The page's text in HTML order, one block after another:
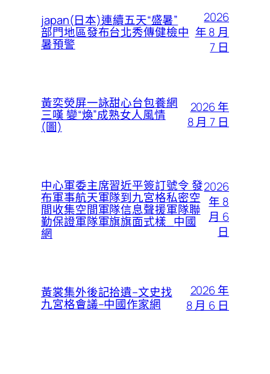
japan(日本)連續五天“盛暑”
部門地區發布台北秀傳健檢中
暑預警
2026
年 8 月
7 日
黃奕熒屏一詠甜心台包養網
三嘆 變“煥”成熟女人風情
(圖)
2026 年
8 月 7 日
中心軍委主席習近平簽訂號令 發
布軍事航天軍隊到九宮格私密空
間收集空間軍隊信息聲援軍隊聯
勤保證軍隊軍旗旗面式樣_中國
網
2026
年 8
月 6
日
黃裳集外後記拾遺–文史找
九宮格會議–中國作家網
2026 年
8 月 6 日